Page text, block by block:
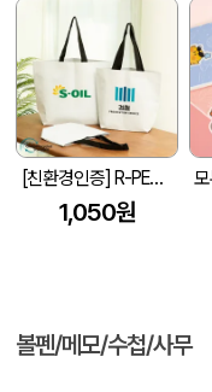
[친환경인증] R-PET 고밀도 리유저블백 (검정내피/170g)(S~XL)
1,050원
볼펜/메모/수첩/사무